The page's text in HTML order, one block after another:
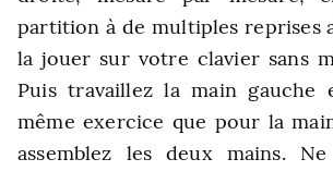
partition à de multiples reprises
la jouer sur votre clavier sans
Puis travaillez la main gauche
même exercice que pour la
assemblez les deux mains.